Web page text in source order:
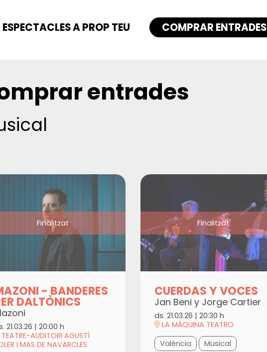
ESPECTACLES A PROP TEU COMPRAR ENTRADES
entrades
Finalitzat
- BANDERES
DALTÒNICS
21.03.26 |20:00 h
TEATRE-AUDITORI AGUSTÍ
I MAS DE NAVARCLES
Finalitzat
CUERDAS Y VOCES
Jan Beni y Jorge Cartier
ds. 21.03.26 | 20:30 h
LA MÀQUINA TEATRO
València
Musical